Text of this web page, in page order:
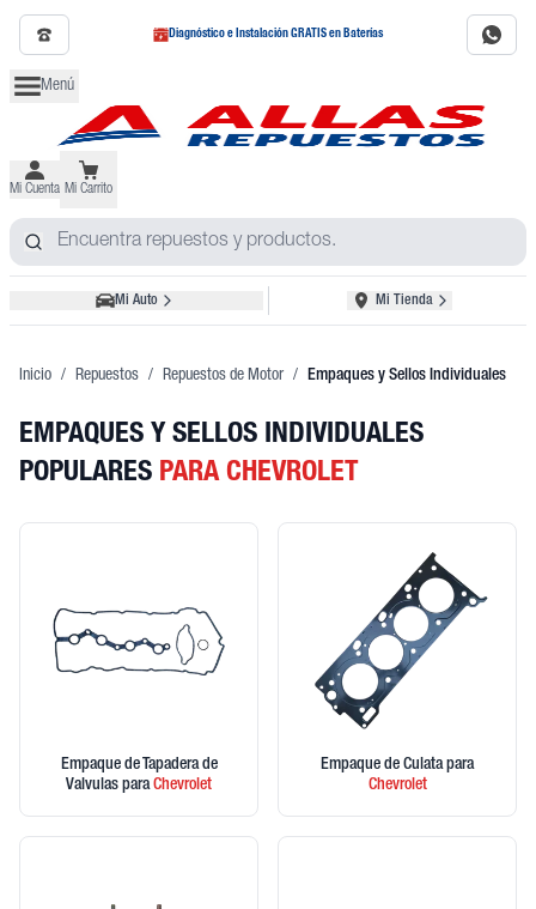
Diagnóstico e Instalación GRATIS en Baterías
Menú
Mi Cuenta Mi Carrito
Mi Auto Mi Tienda
Inicio / Repuestos / Repuestos de Motor / Empaques y Sellos Individuales
EMPAQUES Y SELLOS INDIVIDUALES
POPULARES PARA CHEVROLET
Empaque de Tapadera de
Valvulas paraChevrolet
Empaque de Culata para
Chevrolet